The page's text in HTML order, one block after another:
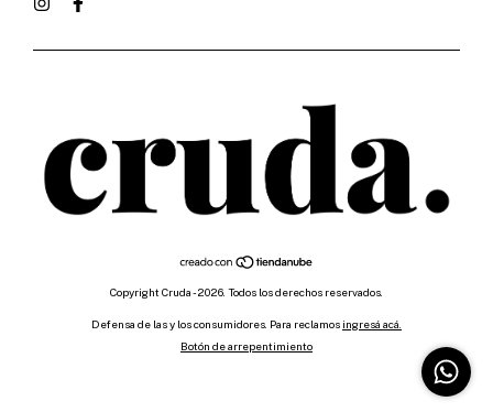
Copyright Cruda - 2026. Todos los derechos reservados.
Defensa de las y los consumidores. Para reclamos ingresá acá.
Botón de arrepentimiento